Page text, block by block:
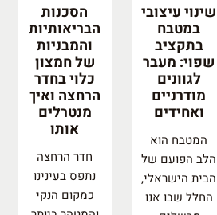
שינוי עיצובי
במטבח
בתקציב
שפוי: מעבר
לגוונים
מודרניים
ואחידים
המטבח הוא
הלב הפועם של
הבית הישראלי,
החלל שבו אנו
הסכנות
הבריאותיות
והמבניות
של חמצון
כלוי בחדר
הרחצה ואיך
מנטרלים
אותו
חדר הרחצה
נתפס בעינינו
כמקום הנקי